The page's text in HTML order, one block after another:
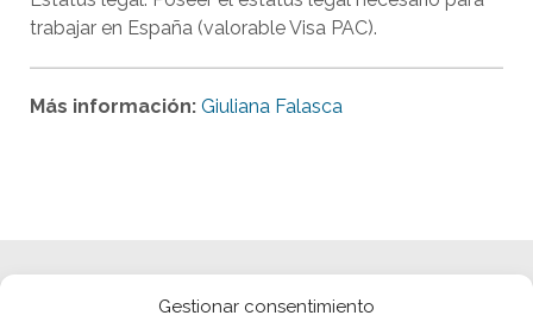
Gestionar consentimiento
trabajar en España (valorable Visa PAC).
Más información: Giuliana Falasca